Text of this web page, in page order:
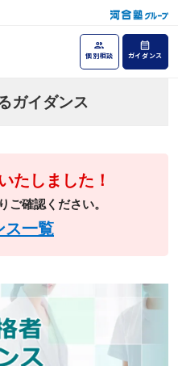
個別相談 ガイダンス
ガイダンス
たしました！
ご確認ください。
ス一覧